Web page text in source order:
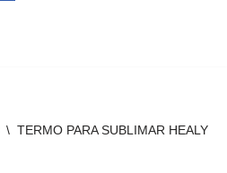
\ TERMO PARA SUBLIMAR HEALY